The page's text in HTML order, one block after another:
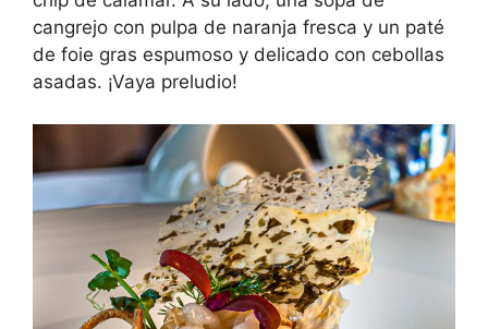
cangrejo con pulpa de naranja fresca y un paté
de foie gras espumoso y delicado con cebollas
asadas. ¡Vaya preludio!